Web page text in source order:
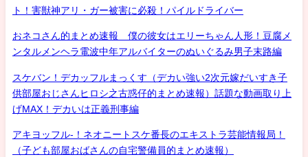
ト！害獣神アリ・ガー被害に必殺！パイルドライバー
おネコさん的まとめ速報 僕の彼女はエリーちゃん人形！豆腐メ
ンタルメンヘラ電波中年アルバイターのぬいぐるみ男子末路編
スケバン！デカッフルまっくす（デカい強い2次元嫁だいすき子
供部屋おじさんヒロシ之古惑仔的まとめ速報）話題な動画取り上
げMAX！デカいは正義刑事編
アキヨッフル-！ネオニートスケ番長のエキストラ芸能情報局！
（子ども部屋おばさんの自宅警備員的まとめ速報）